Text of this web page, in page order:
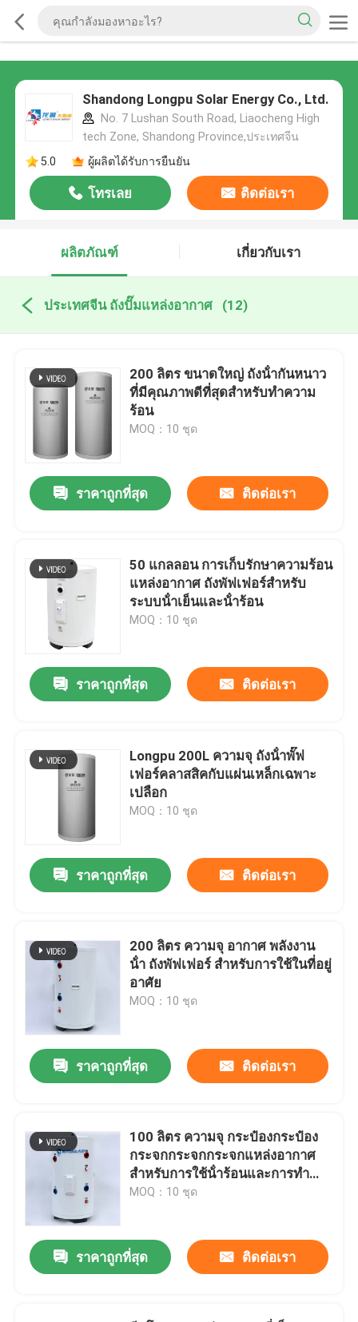
Shandong Longpu Solar Energy Co., Ltd.
No. 7 Lushan South Road, Liaocheng High
tech Zone, Shandong Province,ประเทศจีน
5.0
ผู้ผลิตได้รับการยืนยัน
โทรเลย ติดต่อเรา
ผลิตภัณฑ์ เกี่ยวกับเรา
ประเทศจีน ถังปั๊มแหล่งอากาศ (12)
200 ลิตร ขนาดใหญ่ ถังน้ํากันหนาว
ที่มีคุณภาพดีที่สุดสําหรับทําความ
ร้อน
MOQ：10 ชุด
ราคาถูกที่สุด ติดต่อเรา
50 แกลลอน การเก็บรักษาความร้อน
แหล่งอากาศ ถังพัฟเฟอร์สําหรับ
ระบบน้ําเย็นและน้ําร้อน
MOQ：10 ชุด
ราคาถูกที่สุด ติดต่อเรา
Longpu 200L ความจุ ถังน้ําพั๊ฟ
เฟอร์คลาสสิคกับแผ่นเหล็กเฉพาะ
เปลือก
MOQ：10 ชุด
ราคาถูกที่สุด ติดต่อเรา
200 ลิตร ความจุ อากาศ พลังงาน
น้ํา ถังพัฟเฟอร์ สําหรับการใช้ในที่อยู่
อาศัย
MOQ：10 ชุด
ราคาถูกที่สุด ติดต่อเรา
100 ลิตร ความจุ กระป๋องกระป๋อง
กระจกกระจกกระจกแหล่งอากาศ
สําหรับการใช้น้ําร้อนและการทํา
ความร้อนในบ้าน
MOQ：10 ชุด
ราคาถูกที่สุด ติดต่อเรา